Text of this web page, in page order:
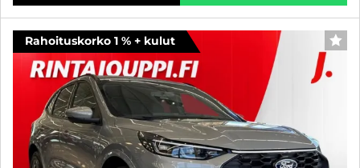
Rahoituskorko 1 % + kulut